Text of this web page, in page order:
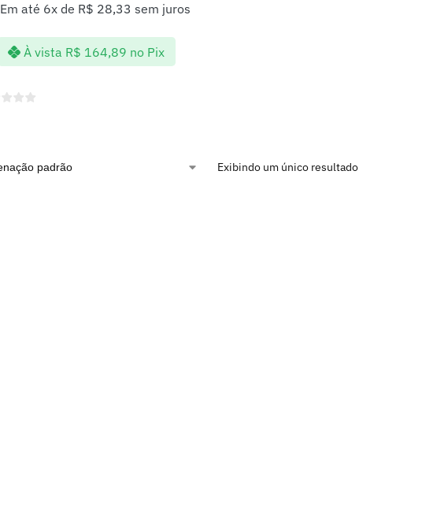
Em até 6x de R$ 28,33 sem juros
À vista R$ 164,89 no Pix
Exibindo um único resultado